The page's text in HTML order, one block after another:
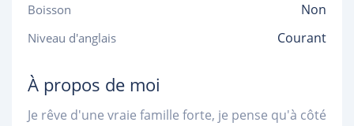
Boisson Non
Niveau d'anglais Courant
À propos de moi
Je rêve d'une vraie famille forte, je pense qu'à côté